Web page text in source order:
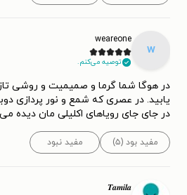
w
weareone
توصیه می‌کنم.
در هوگا شما گرما و صمیمیت و روشی
یابید. در عصری که شمع و نور پردازی
در جای جای رویاهای اکلیلی مان دیده
مفید بود (۵) مفید نبود
𝑻𝒂𝒎𝒊𝒍𝒂